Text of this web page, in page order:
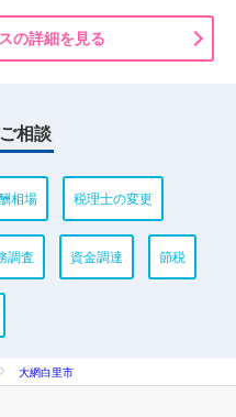
の詳細を見る
相談
相場 税理士の変更
調査 資金調達 節税
大網白里市